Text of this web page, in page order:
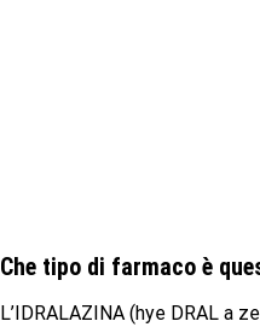
Che tipo di farmaco è
L’IDRALAZINA (hye DRAL a